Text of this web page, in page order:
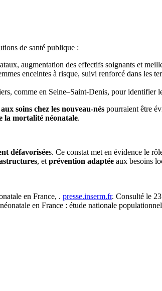
de santé publique :
augmentation des effectifs soignants et
enceintes à risque, suivi renforcé dans les
comme en Seine–Saint-Denis, pour identifier
soins chez les nouveau-néspourraient être
la mortalité néonatale.
défavorisées. Ce constat met en évidence le
, etprévention adaptée aux besoins
en France, . presse.inserm.fr. Consulté le
en France : étude nationale